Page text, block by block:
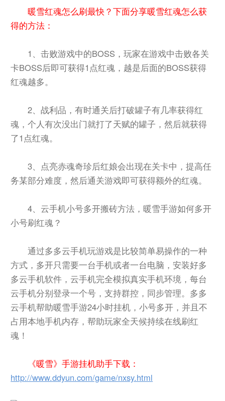
暖雪红魂怎么刷最快？下面分享暖雪红魂怎么获
得的方法：
1、击败游戏中的BOSS，玩家在游戏中击败各关
卡BOSS后即可获得1点红魂，越是后面的BOSS获得
红魂越多。
2、战利品，有时通关后打破罐子有几率获得红
魂，个人有次没出门就打了天赋的罐子，然后就获得
了1点红魂。
3、点亮赤魂奇珍后红娘会出现在关卡中，提高任
务某部分难度，然后通关游戏即可获得额外的红魂。
4、云手机小号多开搬砖方法，暖雪手游如何多开
小号刷红魂？
通过多多云手机玩游戏是比较简单易操作的一种
方式，多开只需要一台手机或者一台电脑，安装好多
多云手机软件，云手机完全模拟真实手机环境，每台
云手机分别登录一个号，支持群控，同步管理。多多
云手机帮助暖雪手游24小时挂机，小号多开，并且不
占用本地手机内存，帮助玩家全天候持续在线刷红
魂！
《暖雪》手游挂机助手下载：
http://www.ddyun.com/game/nxsy.html